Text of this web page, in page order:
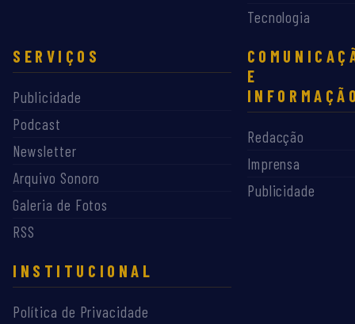
Tecnologia
SERVIÇOS
Publicidade
Podcast
Newsletter
Arquivo Sonoro
Galeria de Fotos
RSS
E
Redacção
Imprensa
Publicidade
INSTITUCIONAL
Política de Privacidade